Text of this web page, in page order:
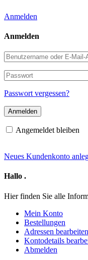
Anmelden
Anmelden
Benutzername
oder
E-
Mail-
Adresse
Passwort
Passwort vergessen?
Angemeldet bleiben
Neues Kundenkonto
Hallo .
Hier finden Sie alle
Mein Konto
Bestellungen
Adressen bearbeiten
Kontodetails
Abmelden